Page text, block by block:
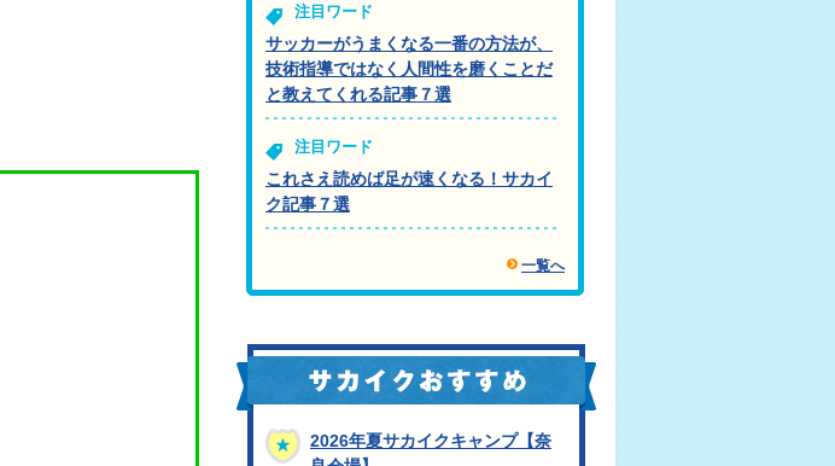
注目ワード
サッカーがうまくなる一番の方法が、
技術指導ではなく人間性を磨くことだ
と教えてくれる記事７選
注目ワード
これさえ読めば足が速くなる！サカイ
ク記事７選
一覧へ
2026年夏サカイクキャンプ【奈